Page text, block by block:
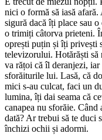
nici o formă să iasă
sigură dacă îți place sau
o trimiți câtorva prieteni.
oprești puțin și îți privești
televizorului. Hotărăști să
va rățoi că îl deranjezi,
sforăiturile lui. Lasă, că
mici s-au culcat, faci un
lumina, îți dai seama că
canapea nu sforăie.
dată? Ar trebui să te duci
închizi ochii și adormi.